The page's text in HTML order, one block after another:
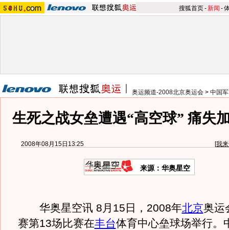
搜狐首页-新闻 -
奥运频道-2008北京奥运会 > 中国
生死之战女垒遭遇“高空球” 痛失
2008年08月15日13:25 [我
来源：华奥星空
华奥星空讯 8月15日，2008年北京奥运
赛第13场比赛在丰台体育中心垒球场举行。